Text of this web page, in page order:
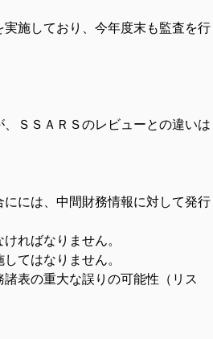
施しており、今年度末も監査を行
ＳＳＡＲＳのレビューとの違いは
には、中間財務情報に対して発行
ればなりません。
てはなりません。
表の重大な誤りの可能性（リス